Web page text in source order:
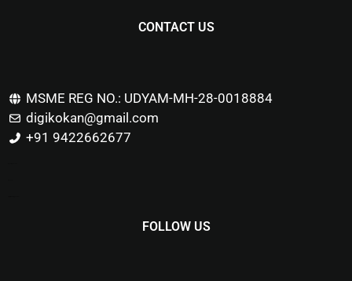
CONTACT US
MSME REG NO.: UDYAM-MH-28-0018884
digikokan@gmail.com
+91 9422662677
FOLLOW US